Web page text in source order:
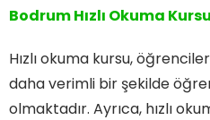
Bodrum Hızlı Okuma Kursu
Hızlı okuma kursu,
daha verimli bir şekilde
olmaktadır. Ayrıca, hızlı